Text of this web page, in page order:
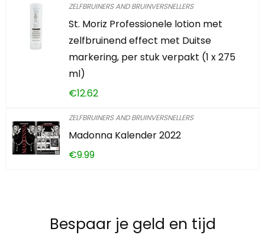
ZELFBRUINERS AND BRUINVERSNELLERS
St. Moriz Professionele lotion met
zelfbruinend effect met Duitse
markering, per stuk verpakt (1 x 275
ml)
€12.62
ZELFBRUINERS AND BRUINVERSNELLERS
Madonna Kalender 2022
€9.99
Bespaar je geld en tijd